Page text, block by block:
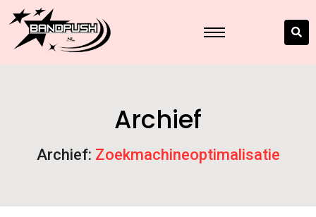
Archief
Archief: Zoekmachineoptimalisatie